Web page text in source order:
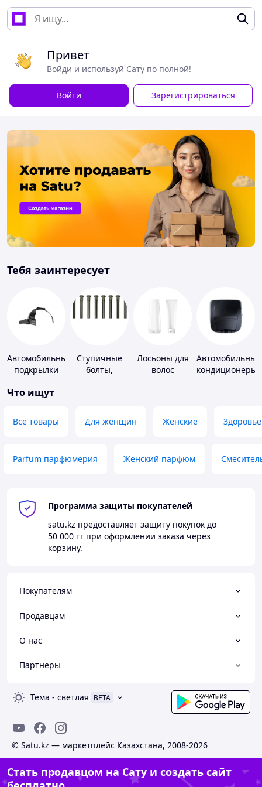
Привет
Войди и используй Сату по полной!
Войти Зарегистрироваться
Тебя заинтересует
Автомобильные
подкрылки
Ступичные
болты,
Лосьоны для
волос
Автомобильные
кондиционеры
Что ищут
Все товары Для женщин Женские Здоровье
Parfum парфюмерия Женский парфюм
Программа защиты покупателей
satu.kz предоставляет защиту покупок до
50 000 тг при оформлении заказа через
корзину.
Покупателям
Продавцам
О нас
Партнеры
Тема - светлая BETA
© Satu.kz — маркетплейс Казахстана, 2008-2026
Стать продавцом на Сату и создать сайт